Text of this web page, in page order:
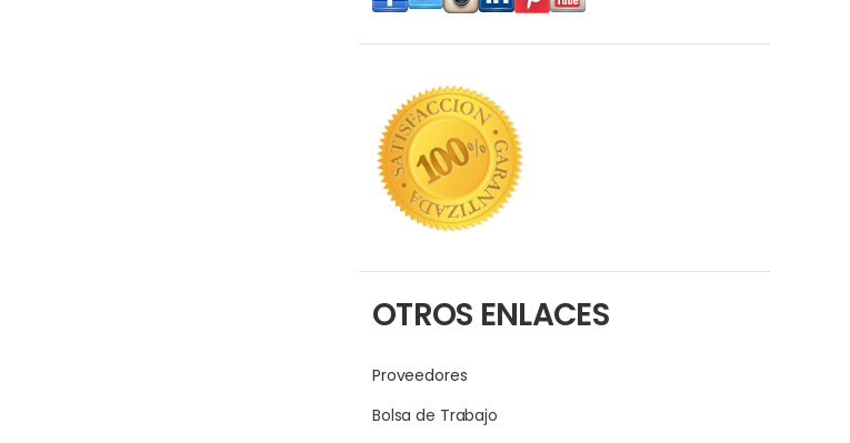
OTROS ENLACES
Proveedores
Bolsa de Trabajo